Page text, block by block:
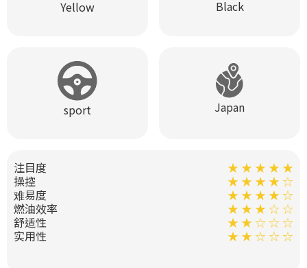
Yellow Black
sport Japan
注目度
★ ★ ★ ★ ★
操控
★ ★ ★ ★ ☆
难易度
★ ★ ★ ★ ☆
燃油效率
★ ★ ★ ☆ ☆
舒适性
★ ★ ☆ ☆ ☆
实用性
★ ★ ☆ ☆ ☆